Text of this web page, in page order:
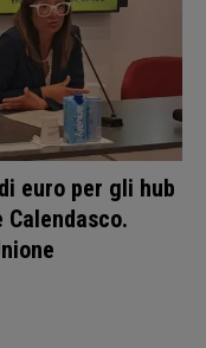
euro per gli hub